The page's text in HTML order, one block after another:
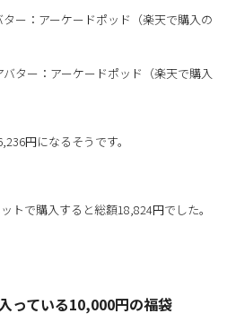
ー：アーケードポッド（楽天で購入の
ター：アーケードポッド（楽天で購入
円になるそうです。
トで購入すると総額18,824円でした。
っている10,000円の福袋